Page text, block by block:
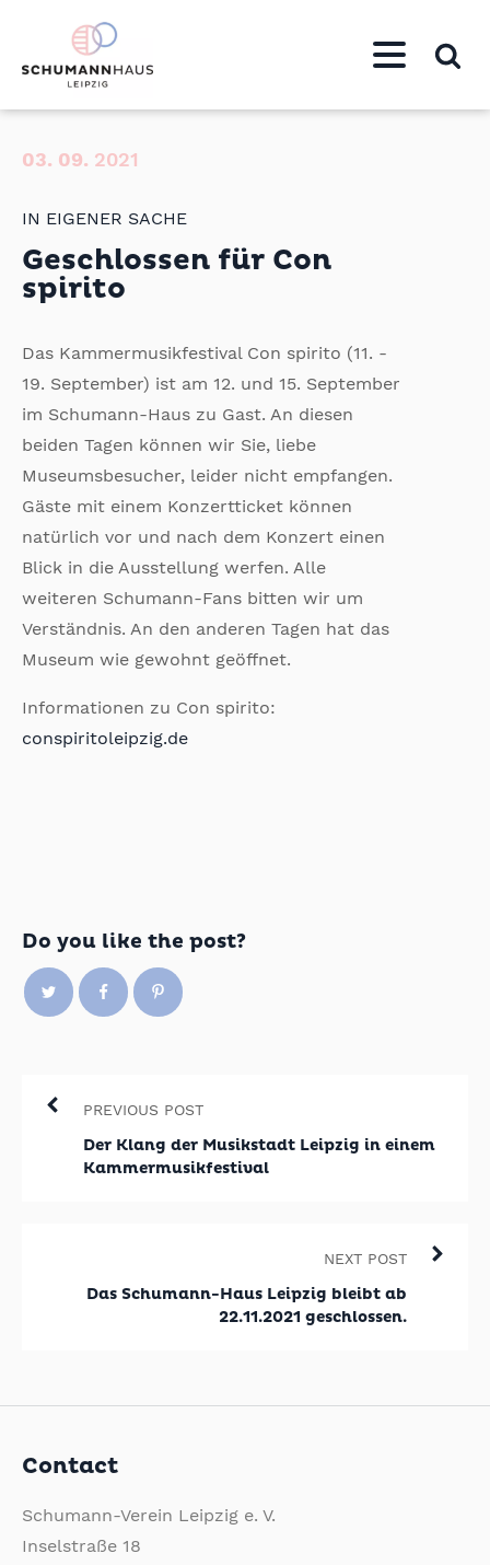
03. 09. 2021
IN EIGENER SACHE
Geschlossen für Con
spirito
Das Kammermusikfestival Con spirito (11. -
19. September) ist am 12. und 15. September
im Schumann-Haus zu Gast. An diesen
beiden Tagen können wir Sie, liebe
Museumsbesucher, leider nicht empfangen.
Gäste mit einem Konzertticket können
natürlich vor und nach dem Konzert einen
Blick in die Ausstellung werfen. Alle
weiteren Schumann-Fans bitten wir um
Verständnis. An den anderen Tagen hat das
Museum wie gewohnt geöffnet.
Informationen zu Con spirito:
conspiritoleipzig.de
Do you like the post?
PREVIOUS POST
Der Klang der Musikstadt Leipzig in einem
Kammermusikfestival
NEXT POST
Das Schumann-Haus Leipzig bleibt ab
22.11.2021 geschlossen.
Contact
Schumann-Verein Leipzig e. V.
Inselstraße 18